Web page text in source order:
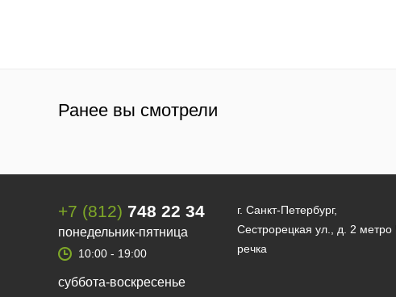
Ранее вы смотрели
+7 (812) 748 22 34
понедельник-пятница
10:00 - 19:00
суббота-воскресенье
г. Санкт-Петербург,
Сестрорецкая ул., д. 2 метро
речка